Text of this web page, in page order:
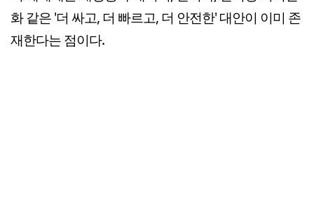
화 같은 '더 싸고, 더 빠르고, 더 안전한' 대안이 이미 존
재한다는 점이다.